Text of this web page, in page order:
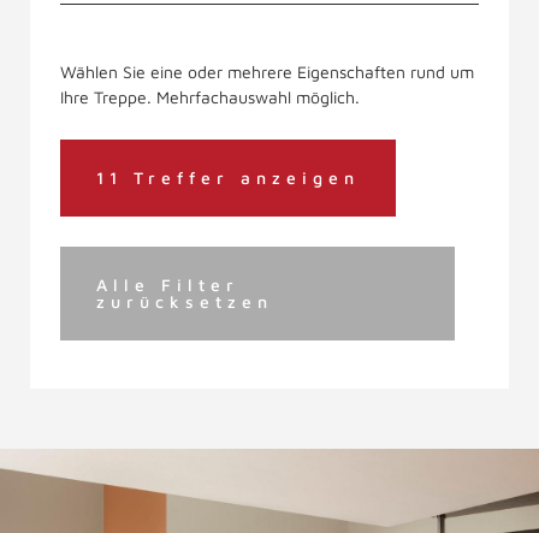
Wählen Sie eine oder mehrere Eigenschaften rund um
Ihre Treppe. Mehrfachauswahl möglich.
11 Treffer anzeigen
Alle Filter
zurücksetzen